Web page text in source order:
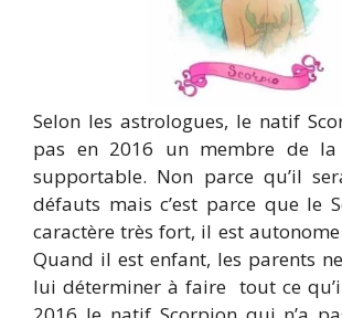
Selon les astrologues, le natif
pas en 2016 un membre de
supportable. Non parce qu’il
défauts mais c’est parce que le
caractère très fort, il est
Quand il est enfant, les parents
lui déterminer à faire tout ce